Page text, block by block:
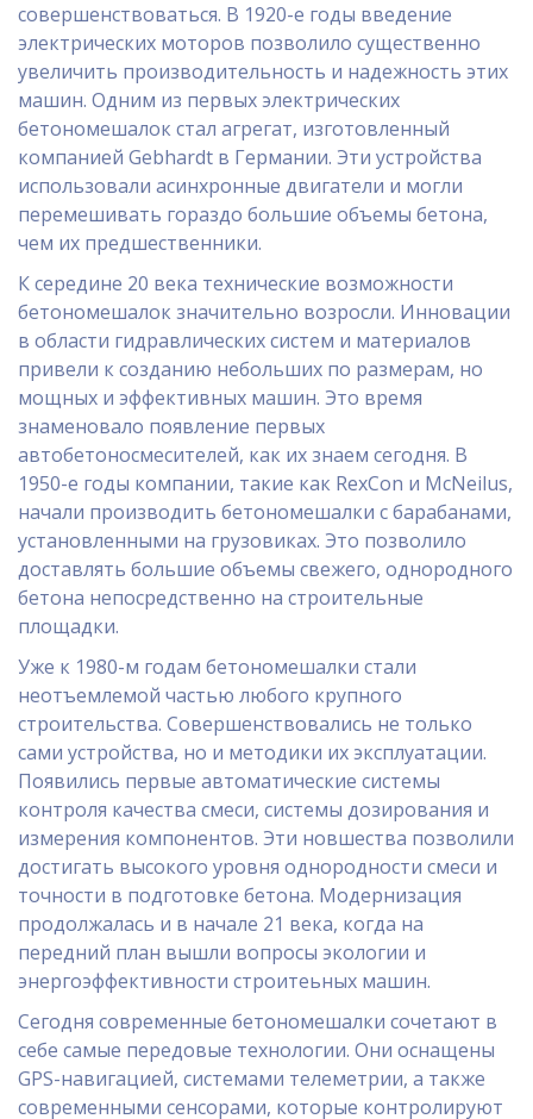
совершенствоваться. В 1920-е годы введение
электрических моторов позволило существенно
увеличить производительность и надежность этих
машин. Одним из первых электрических
бетономешалок стал агрегат, изготовленный
компанией Gebhardt в Германии. Эти устройства
использовали асинхронные двигатели и могли
перемешивать гораздо большие объемы бетона,
чем их предшественники.
К середине 20 века технические возможности
бетономешалок значительно возросли. Инновации
в области гидравлических систем и материалов
привели к созданию небольших по размерам, но
мощных и эффективных машин. Это время
знаменовало появление первых
автобетоносмесителей, как их знаем сегодня. В
1950-е годы компании, такие как RexCon и McNeilus,
начали производить бетономешалки с барабанами,
установленными на грузовиках. Это позволило
доставлять большие объемы свежего, однородного
бетона непосредственно на строительные
площадки.
Уже к 1980-м годам бетономешалки стали
неотъемлемой частью любого крупного
строительства. Совершенствовались не только
сами устройства, но и методики их эксплуатации.
Появились первые автоматические системы
контроля качества смеси, системы дозирования и
измерения компонентов. Эти новшества позволили
достигать высокого уровня однородности смеси и
точности в подготовке бетона. Модернизация
продолжалась и в начале 21 века, когда на
передний план вышли вопросы экологии и
энергоэффективности строитеьных машин.
Сегодня современные бетономешалки сочетают в
себе самые передовые технологии. Они оснащены
GPS-навигацией, системами телеметрии, а также
современными сенсорами, которые контролируют